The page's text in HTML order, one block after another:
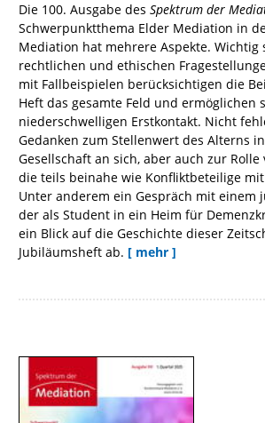
Die 100. Ausgabe des Spektrum der
Schwerpunktthema Elder Mediation in
Mediation hat mehrere Aspekte. Wichtig
rechtlichen und ethischen
mit Fallbeispielen berücksichtigen die
Heft das gesamte Feld und ermöglichen
niederschwelligen Erstkontakt. Nicht
Gedanken zum Stellenwert des Alterns
Gesellschaft an sich, aber auch zur Rolle
die teils beinahe wie Konfliktbeteilige
Unter anderem ein Gespräch mit einem
der als Student in ein Heim für
ein Blick auf die Geschichte dieser
Jubiläumsheft ab. [ mehr ]